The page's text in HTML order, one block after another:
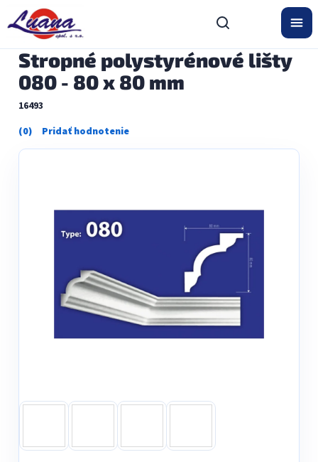
obsah
Stropné polystyrénové lišty
080 - 80 x 80 mm
16493
Priemerné
hodnotenie